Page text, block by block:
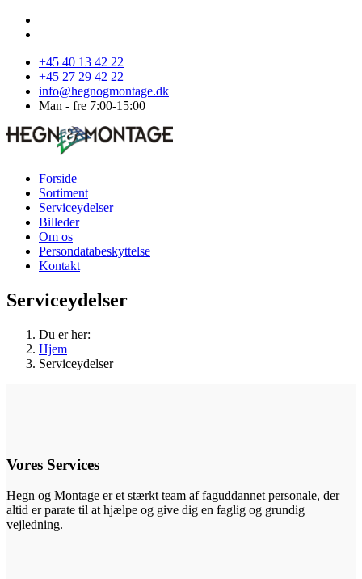
+45 40 13 42 22
+45 27 29 42 22
info@hegnogmontage.dk
Man - fre 7:00-15:00
Forside
Sortiment
Serviceydelser
Billeder
Om os
Persondatabeskyttelse
Kontakt
Serviceydelser
Du er her:
Hjem
Serviceydelser
Vores Services
Hegn og Montage er et stærkt team af faguddannet personale, der
altid er parate til at hjælpe og give dig en faglig og grundig
vejledning.